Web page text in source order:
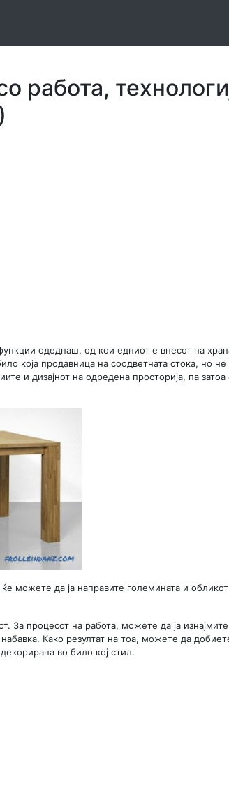
работа,
одеднаш, од кои едниот е внесот на
која продавница на соодветната стока, но не
и дизајнот на одредена просторија, па затоа
можете да ја направите големината и
За процесот на работа, можете да ја изнајмите
Како резултат на тоа, можете да
во било кој стил.